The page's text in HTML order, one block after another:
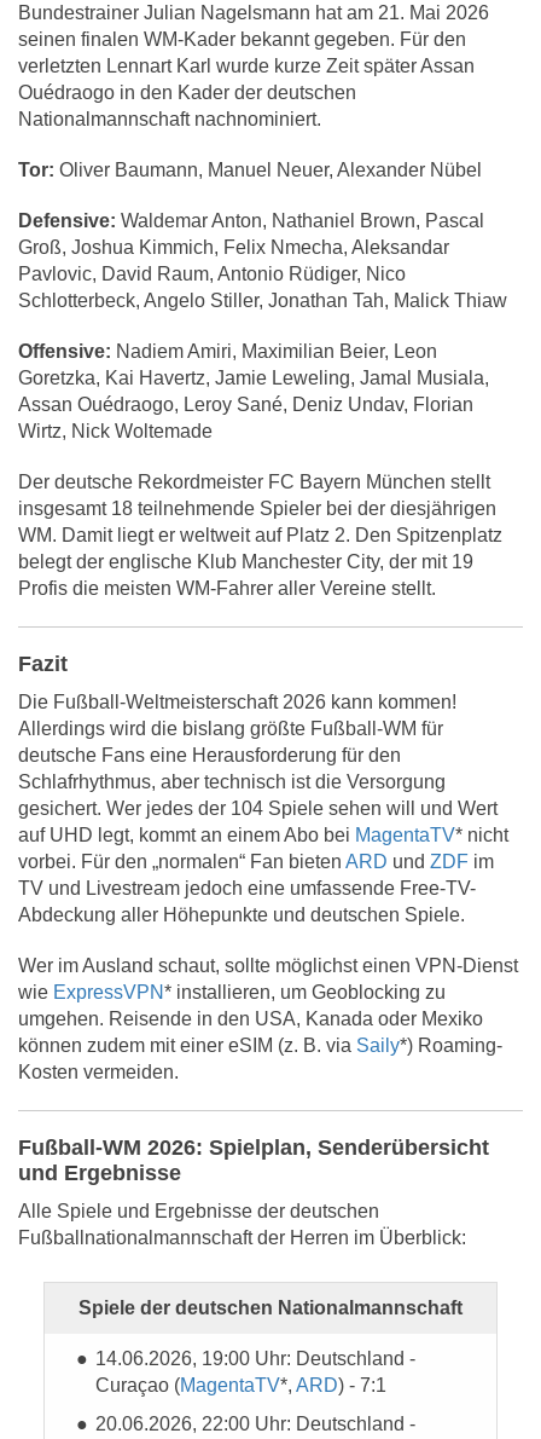
Bundestrainer Julian Nagelsmann hat am 21. Mai 2026
seinen finalen WM-Kader bekannt gegeben. Für den
verletzten Lennart Karl wurde kurze Zeit später Assan
Ouédraogo in den Kader der deutschen
Nationalmannschaft nachnominiert.
Tor: Oliver Baumann, Manuel Neuer, Alexander Nübel
Defensive: Waldemar Anton, Nathaniel Brown, Pascal
Groß, Joshua Kimmich, Felix Nmecha, Aleksandar
Pavlovic, David Raum, Antonio Rüdiger, Nico
Schlotterbeck, Angelo Stiller, Jonathan Tah, Malick Thiaw
Offensive: Nadiem Amiri, Maximilian Beier, Leon
Goretzka, Kai Havertz, Jamie Leweling, Jamal Musiala,
Assan Ouédraogo, Leroy Sané, Deniz Undav, Florian
Wirtz, Nick Woltemade
Der deutsche Rekordmeister FC Bayern München stellt
insgesamt 18 teilnehmende Spieler bei der diesjährigen
WM. Damit liegt er weltweit auf Platz 2. Den Spitzenplatz
belegt der englische Klub Manchester City, der mit 19
Profis die meisten WM-Fahrer aller Vereine stellt.
Fazit
Die Fußball-Weltmeisterschaft 2026 kann kommen!
Allerdings wird die bislang größte Fußball-WM für
deutsche Fans eine Herausforderung für den
Schlafrhythmus, aber technisch ist die Versorgung
gesichert. Wer jedes der 104 Spiele sehen will und Wert
auf UHD legt, kommt an einem Abo bei MagentaTV* nicht
vorbei. Für den „normalen“ Fan bieten ARD und ZDF im
TV und Livestream jedoch eine umfassende Free-TV-
Abdeckung aller Höhepunkte und deutschen Spiele.
Wer im Ausland schaut, sollte möglichst einen VPN-Dienst
wie ExpressVPN* installieren, um Geoblocking zu
umgehen. Reisende in den USA, Kanada oder Mexiko
können zudem mit einer eSIM (z. B. via Saily*) Roaming-
Kosten vermeiden.
Fußball-WM 2026: Spielplan, Senderübersicht
und Ergebnisse
Alle Spiele und Ergebnisse der deutschen
Fußballnationalmannschaft der Herren im Überblick:
Spiele der deutschen Nationalmannschaft
14.06.2026, 19:00 Uhr: Deutschland -
Curaçao (MagentaTV*, ARD) - 7:1
20.06.2026, 22:00 Uhr: Deutschland -